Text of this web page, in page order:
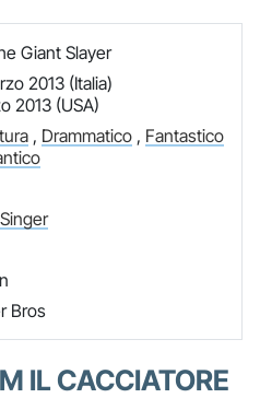
Giant Slayer
2013 (Italia)
2013 (USA)
, Drammatico, Fantastico
Bros
IL CACCIATORE